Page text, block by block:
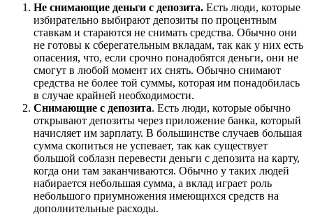
Не снимающие деньги с депозита. Есть люди, которые
избирательно выбирают депозиты по процентным
ставкам и стараются не снимать средства. Обычно они
не готовы к сберегательным вкладам, так как у них есть
опасения, что, если срочно понадобятся деньги, они не
смогут в любой момент их снять. Обычно снимают
средства не более той суммы, которая им понадобилась
в случае крайней необходимости.
Снимающие с депозита. Есть люди, которые обычно
открывают депозиты через приложение банка, который
начисляет им зарплату. В большинстве случаев большая
сумма скопиться не успевает, так как существует
большой соблазн перевести деньги с депозита на карту,
когда они там заканчиваются. Обычно у таких людей
набирается небольшая сумма, а вклад играет роль
небольшого приумножения имеющихся средств на
дополнительные расходы.